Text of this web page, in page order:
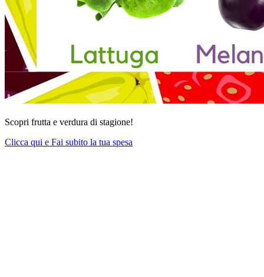
Scopri frutta e verdura di stagione!
Clicca qui e Fai subito la tua spesa